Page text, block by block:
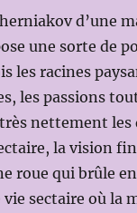
d’une
une sorte de
les racines
les passions
nettement les
la vision
roue qui brûle
sectaire où la